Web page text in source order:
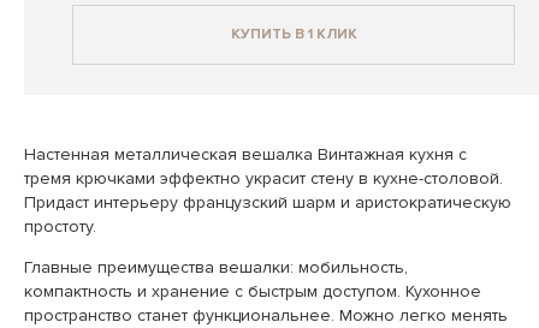
КУПИТЬ В 1 КЛИК
Настенная металлическая вешалка Винтажная кухня с
тремя крючками эффектно украсит стену в кухне-столовой.
Придаст интерьеру французский шарм и аристократическую
простоту.
Главные преимущества вешалки: мобильность,
компактность и хранение с быстрым доступом. Кухонное
пространство станет функциональнее. Можно легко менять